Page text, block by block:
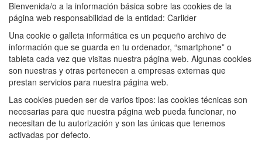
Bienvenida/o a la información básica sobre las cookies de la
página web responsabilidad de la entidad: Carlider
Una cookie o galleta informática es un pequeño archivo de
información que se guarda en tu ordenador, “smartphone” o
tableta cada vez que visitas nuestra página web. Algunas cookies
son nuestras y otras pertenecen a empresas externas que
prestan servicios para nuestra página web.
Las cookies pueden ser de varios tipos: las cookies técnicas son
necesarias para que nuestra página web pueda funcionar, no
necesitan de tu autorización y son las únicas que tenemos
activadas por defecto.